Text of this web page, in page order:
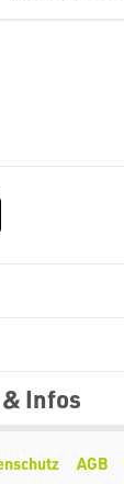
Infos
AGB